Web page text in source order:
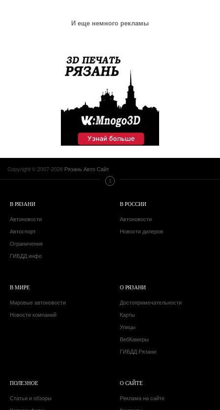
И еще немного рекламы
Copyright © 2007-2026 Рязань Авто Сайт
В РЯЗАНИ
Автоновости
Автоспорт
Ограничения
ГИБДД инфо
В РОССИИ
Автоновости
Новости дилеров
В МИРЕ
Мировые автоновости
Новости компаний
О РЯЗАНИ
Достопримечательности
Карты
Улицы
ВебКамеры
ГИБДД Рязани
ПОЛЕЗНОЕ
Статьи и обзоры
О САЙТЕ
Реклама на сайте